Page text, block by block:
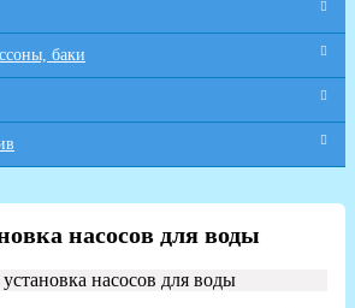
баки
насосов для воды
насосов для воды